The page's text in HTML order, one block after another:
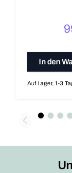
In den
Auf Lager, 1-3